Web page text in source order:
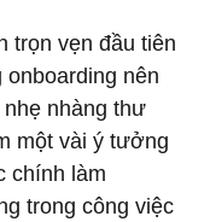
trọn vẹn đầu tiên
nên
nhàng thư
một vài ý tưởng
chính làm
trong công việc